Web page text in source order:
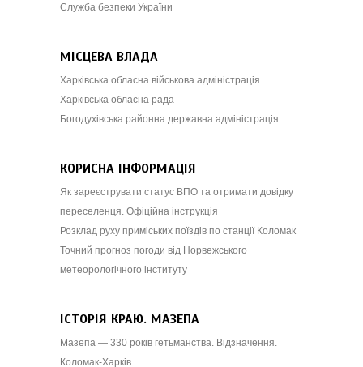
Служба безпеки України
МІСЦЕВА ВЛАДА
Харківська обласна військова адміністрація
Харківська обласна рада
Богодухівська районна державна адміністрація
КОРИСНА ІНФОРМАЦІЯ
Як зареєструвати статус ВПО та отримати довідку
переселенця. Офіційна інструкція
Розклад руху приміських поїздів по станції Коломак
Точний прогноз погоди від Норвежського
метеорологічного інституту
ІСТОРІЯ КРАЮ. МАЗЕПА
Мазепа — 330 років гетьманства. Відзначення.
Коломак-Харків